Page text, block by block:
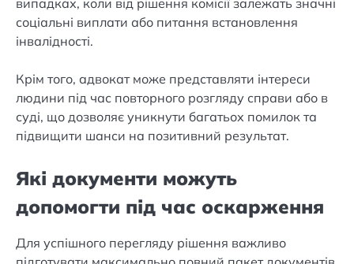
випадках, коли від рішення комісії залежать значні
соціальні виплати або питання встановлення
інвалідності.
Крім того, адвокат може представляти інтереси
людини під час повторного розгляду справи або в
суді, що дозволяє уникнути багатьох помилок та
підвищити шанси на позитивний результат.
Які документи можуть
допомогти під час оскарження
Для успішного перегляду рішення важливо